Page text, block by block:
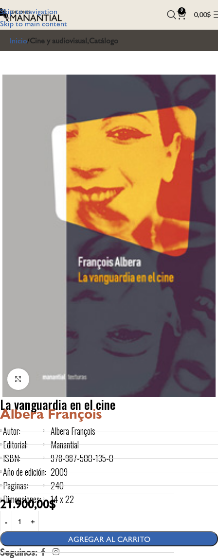
Skip to navigation
Skip to main content
0 0,00$
Inicio Cine y audiovisual,Catálogo
Click to enlarge
La vanguardia en el cine
Albera François
Autor:
Editorial:
ISBN:
Año de edición:
Paginas:
Dimensiones:
Albera François
Manantial
978-987-500-135-0
2009
240
14 x 22
21.900,00$
AGREGAR AL CARRITO
Seguinos: